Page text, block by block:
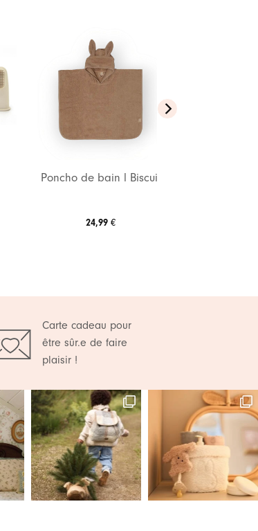
souhaits
Poncho de bain l Biscuit
24,99 €
Carte cadeau pour
être sûr.e de faire
plaisir !